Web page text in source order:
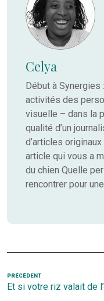
Celya
Début à
activités des
visuelle – dans la
qualité d’un
d’articles
article qui vous a
du chien Quelle
rencontrer pour
Navigation
de
Article
précédent
PRÉCÉDENT
Et si votre riz valait de